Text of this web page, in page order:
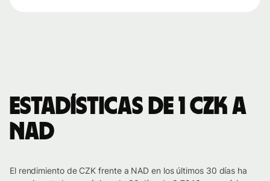
Estadísticas de 1 CZK a
NAD
El rendimiento de CZK frente a NAD en los últimos 30 días ha